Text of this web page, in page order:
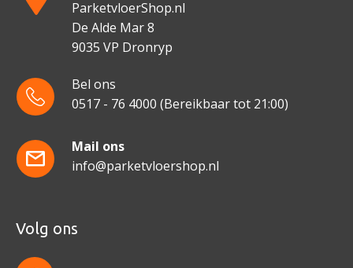
ParketvloerShop.nl
De Alde Mar 8
9035 VP Dronryp
Bel ons
0517 - 76 4000 (Bereikbaar tot 21:00)
Mail ons
info@parketvloershop.nl
Volg ons